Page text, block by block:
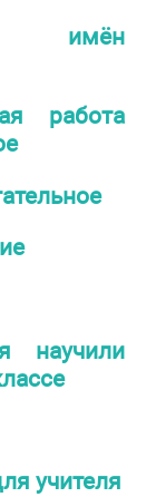
имён
работа
научили
учителя